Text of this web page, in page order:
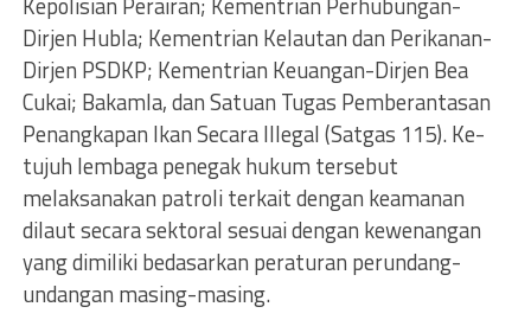
Dirjen Hubla; Kementrian Kelautan dan Perikanan-
Dirjen PSDKP; Kementrian Keuangan-Dirjen Bea
Cukai; Bakamla, dan Satuan Tugas Pemberantasan
Penangkapan Ikan Secara Illegal (Satgas 115). Ke-
tujuh lembaga penegak hukum tersebut
melaksanakan patroli terkait dengan keamanan
dilaut secara sektoral sesuai dengan kewenangan
yang dimiliki bedasarkan peraturan perundang-
undangan masing-masing.